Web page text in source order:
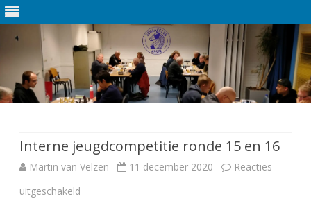
de
inhoud
Interne jeugdcompetitie ronde 15 en 16
Martin van Velzen 11 december 2020
Reacties
uitgeschakeld